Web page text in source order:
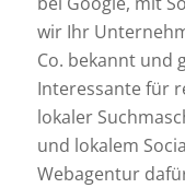
wir Ihr
Co. bekannt und
Interessante für
lokaler
und lokalem
Webagentur